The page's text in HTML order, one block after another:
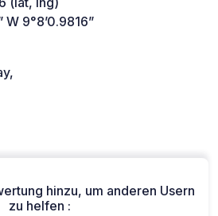
W 9°8’0.9816”
hinzu, um anderen Usern
zu helfen :